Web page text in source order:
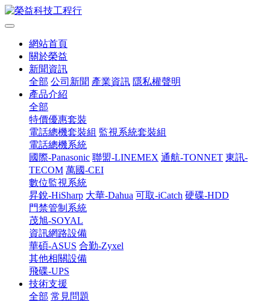
網站首頁
關於榮益
新聞資訊
全部 公司新聞 產業資訊 隱私權聲明
產品介紹
全部
特價優惠套裝
電話總機套裝組 監視系統套裝組
電話總機系統
國際-Panasonic 聯盟-LINEMEX 通航-TONNET 東訊-
TECOM 萬國-CEI
數位監視系統
昇銳-HiSharp 大華-Dahua 可取-iCatch 硬碟-HDD
門禁管制系統
茂旭-SOYAL
資訊網路設備
華碩-ASUS 合勤-Zyxel
其他相關設備
飛碟-UPS
技術支援
全部 常見問題